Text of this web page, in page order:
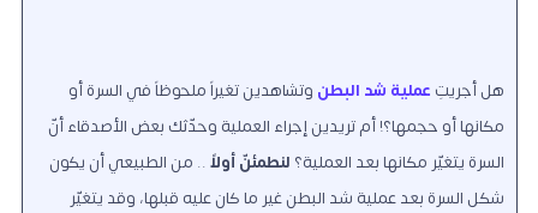
هل أجريتِ عملية شد البطن وتشاهدين تغيراً ملحوظاً في السرة أو
مكانها أو حجمها؟! أم تريدين إجراء العملية وحدّثك بعض الأصدقاء أنّ
السرة يتغيّر مكانها بعد العملية؟ لنطمئنّ أولاً.. من الطبيعي أن يكون
شكل السرة بعد عملية شد البطن غير ما كان عليه قبلها، وقد يتغيّر